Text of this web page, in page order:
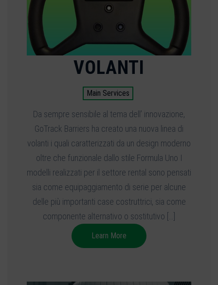
VOLANTI
Main Services
Da sempre sensibile al tema dell’ innovazione,
GoTrack Barriers ha creato una nuova linea di
volanti i quali caratterizzati da un design moderno
oltre che funzionale dallo stile Formula Uno I
modelli realizzati per il settore rental sono pensati
sia come equipaggiamento di serie per alcune
delle più importanti case costruttrici, sia come
componente alternativo o sostitutivo […]
Learn More